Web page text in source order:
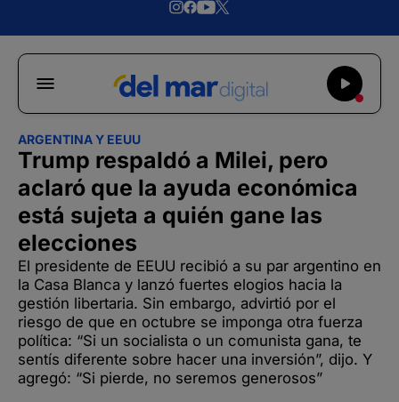
ARGENTINA Y EEUU
Trump respaldó a Milei, pero
aclaró que la ayuda económica
está sujeta a quién gane las
elecciones
El presidente de EEUU recibió a su par argentino en
la Casa Blanca y lanzó fuertes elogios hacia la
gestión libertaria. Sin embargo, advirtió por el
riesgo de que en octubre se imponga otra fuerza
política: “Si un socialista o un comunista gana, te
sentís diferente sobre hacer una inversión”, dijo. Y
agregó: “Si pierde, no seremos generosos”